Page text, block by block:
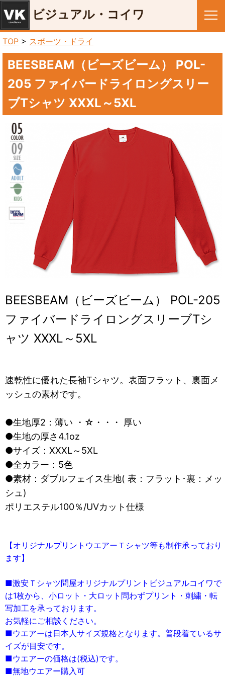
ビジュアル・コイワ
TOP > スポーツ・ドライ
BEESBEAM（ビーズビーム） POL-
205 ファイバードライロングスリー
ブTシャツ XXXL～5XL
BEESBEAM（ビーズビーム） POL-205
ファイバードライロングスリーブTシ
ャツ XXXL～5XL
速乾性に優れた長袖Tシャツ。表面フラット、裏面メ
ッシュの素材です。
●生地厚2：薄い ・☆・・・ 厚い
●生地の厚さ4.1oz
●サイズ：XXXL～5XL
●全カラー：5色
●素材：ダブルフェイス生地( 表：フラット･裏：メッ
シュ)
ポリエステル100％/UVカット仕様
【オリジナルプリントウエアーＴシャツ等も制作承っており
ます】
■激安Ｔシャツ問屋オリジナルプリントビジュアルコイワで
は1枚から、小ロット・大ロット問わずプリント・刺繍・転
写加工を承っております。
お気軽にご相談ください。
■ウエアーは日本人サイズ規格となります。普段着ているサ
イズが目安です。
■ウエアーの価格は(税込)です。
■無地ウエアー購入可